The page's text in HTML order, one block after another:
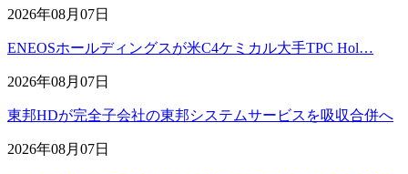
2026年08月07日
ENEOSホールディングスが米C4ケミカル大手TPC Hol…
2026年08月07日
東邦HDが完全子会社の東邦システムサービスを吸収合併へ
2026年08月07日